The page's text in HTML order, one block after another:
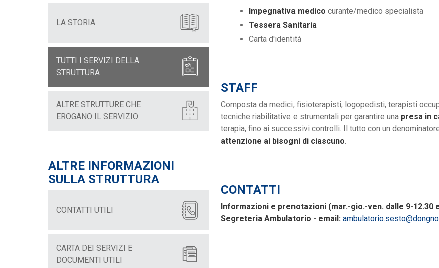
LA STORIA
TUTTI I SERVIZI DELLA
STRUTTURA
ALTRE STRUTTURE CHE
EROGANO IL SERVIZIO
ALTRE INFORMAZIONI
SULLA STRUTTURA
CONTATTI UTILI
CARTA DEI SERVIZI E
DOCUMENTI UTILI
Impegnativa medico curante/medico specialista
Tessera Sanitaria
Carta d'identità
STAFF
Composta da medici, fisioterapisti, logopedisti, terapisti
tecniche riabilitative e strumentali per garantire una presa in
terapia, fino ai successivi controlli. Il tutto con un
attenzione ai bisogni di ciascuno.
CONTATTI
Informazioni e prenotazioni (mar.-gio.-ven. dalle 9-12.30
Segreteria Ambulatorio - email: